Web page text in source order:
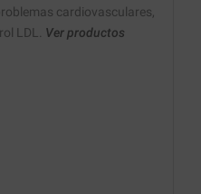
cardiovasculares,
LDL. Ver productos